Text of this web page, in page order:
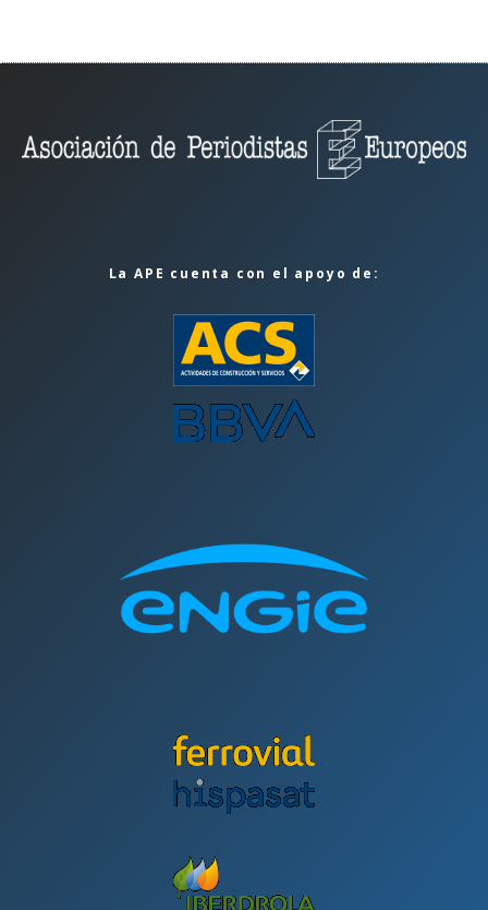
La APE cuenta con el apoyo de: